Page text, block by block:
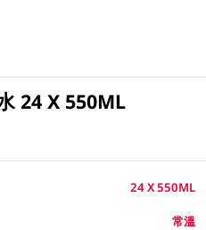
24 X 550ML
24 X 550ML
常溫